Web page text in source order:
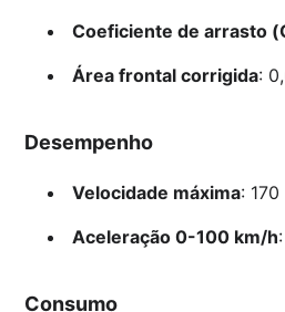
Coeficiente de arrasto
Área frontal corrigida:
Desempenho
Velocidade máxima:
Aceleração 0-100 km/h
Consumo